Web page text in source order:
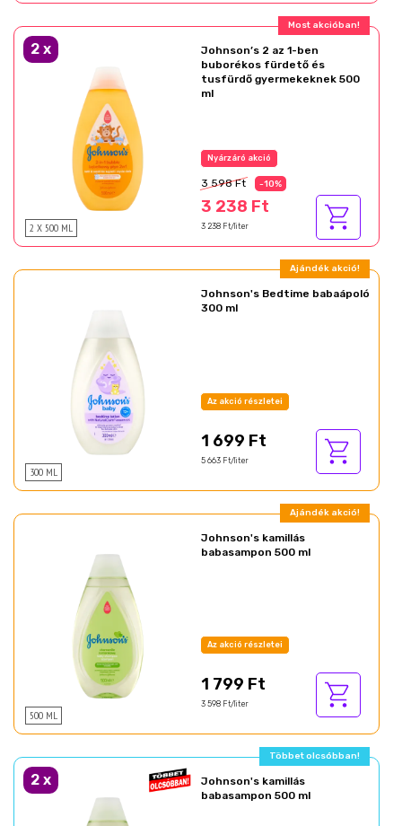
Most akcióban!
2 x
2 X 500 ML
Johnson’s 2 az 1-ben
buborékos fürdető és
tusfürdő gyermekeknek 500
ml
Nyárzáró akció
3 598 Ft -10%
3 238 Ft
3 238 Ft/liter
Ajándék akció!
300 ML
Johnson's Bedtime babaápoló
300 ml
Az akció részletei
1 699 Ft
5 663 Ft/liter
Ajándék akció!
500 ML
Johnson's kamillás
babasampon 500 ml
Az akció részletei
1 799 Ft
3 598 Ft/liter
Többet olcsóbban!
2 x
Johnson's kamillás
babasampon 500 ml